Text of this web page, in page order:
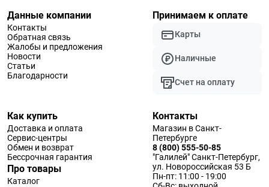
Данные компании
Контакты
Обратная связь
Жалобы и предложения
Новости
Статьи
Благодарности
Принимаем к оплате
Карты
Наличные
Счет на оплату
Как купить
Доставка и оплата
Сервис-центры
Обмен и возврат
Бессрочная гарантия
Про товары
Каталог
Контакты
Магазин в Санкт-
Петербурге
8 (800) 555-50-85
"Галилей" Санкт-Петербург,
ул. Новороссийская 53 Б
Пн-пт: 11:00 - 19:00